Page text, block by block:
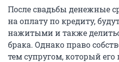
После свадьбы денежные
на оплату по кредиту,
нажитыми и также
брака. Однако право
тем супругом, который